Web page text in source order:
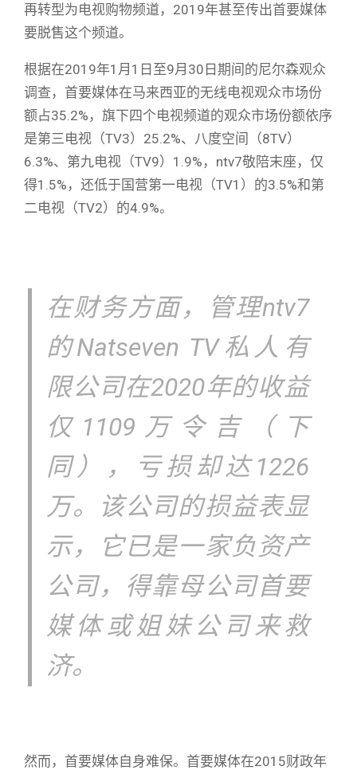
再转型为电视购物频道，2019年甚至传出首要媒体
要脱售这个频道。
根据在2019年1月1日至9月30日期间的尼尔森观众
调查，首要媒体在马来西亚的无线电视观众市场份
额占35.2%，旗下四个电视频道的观众市场份额依序
是第三电视（TV3）25.2%、八度空间（8TV）
6.3%、第九电视（TV9）1.9%，ntv7敬陪末座，仅
得1.5%，还低于国营第一电视（TV1）的3.5%和第
二电视（TV2）的4.9%。
在财务方面，管理ntv7
的Natseven TV私人有
限公司在2020年的收益
仅1109万令吉（下
同），亏损却达1226
万。该公司的损益表显
示，它已是一家负资产
公司，得靠母公司首要
媒体或姐妹公司来救
济。
然而，首要媒体自身难保。首要媒体在2015财政年